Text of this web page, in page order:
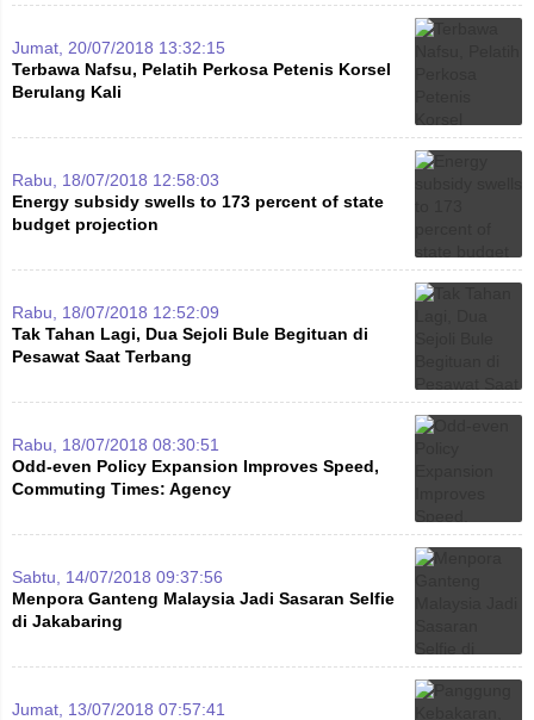
Jumat, 20/07/2018 13:32:15
Terbawa Nafsu, Pelatih Perkosa Petenis Korsel
Berulang Kali
Rabu, 18/07/2018 12:58:03
Energy subsidy swells to 173 percent of state
budget projection
Rabu, 18/07/2018 12:52:09
Tak Tahan Lagi, Dua Sejoli Bule Begituan di
Pesawat Saat Terbang
Rabu, 18/07/2018 08:30:51
Odd-even Policy Expansion Improves Speed,
Commuting Times: Agency
Sabtu, 14/07/2018 09:37:56
Menpora Ganteng Malaysia Jadi Sasaran Selfie
di Jakabaring
Jumat, 13/07/2018 07:57:41